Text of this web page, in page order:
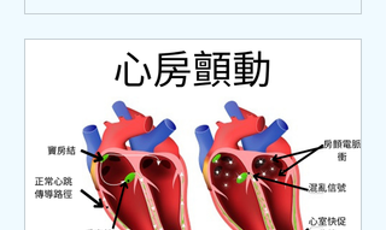
此之外，炎症栓塞導致血管管腔狹窄或
閉塞也可以引起冠心病。 關於冠心病，
世界衛生組織將它分為5大類：無症狀
心肌缺血（也叫隱匿性冠心病）、心絞
痛、心肌梗死、缺血性心力衰竭（也叫
缺血性心臟病）、猝死。這5種臨床類
型，在臨床中還可以分為：穩定型冠心
病、急性冠狀動脈綜合徵。 引發冠心病